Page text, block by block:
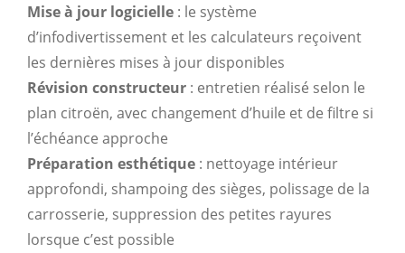
Mise à jour logicielle : le système
d’infodivertissement et les calculateurs reçoivent
les dernières mises à jour disponibles
Révision constructeur : entretien réalisé selon le
plan citroën, avec changement d’huile et de filtre si
l’échéance approche
Préparation esthétique : nettoyage intérieur
approfondi, shampoing des sièges, polissage de la
carrosserie, suppression des petites rayures
lorsque c’est possible